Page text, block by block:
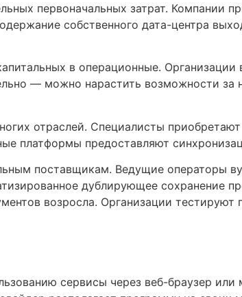
первоначальных затрат. Компании
собственного дата-центра
в операционные.
— можно нарастить возможности за
отраслей. Специалисты
платформы предоставляют
поставщикам. Ведущие операторы
дублирующее сохранение
возросла. Организации тестируют
сервисы через веб-браузер